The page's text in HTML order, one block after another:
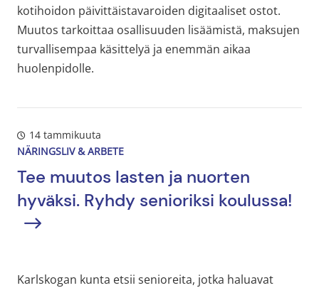
kotihoidon päivittäistavaroiden digitaaliset ostot.
Muutos tarkoittaa osallisuuden lisäämistä, maksujen
turvallisempaa käsittelyä ja enemmän aikaa
huolenpidolle.
14 tammikuuta
NÄRINGSLIV & ARBETE
Tee muutos lasten ja nuorten
hyväksi. Ryhdy senioriksi koulussa!
Karlskogan kunta etsii senioreita, jotka haluavat